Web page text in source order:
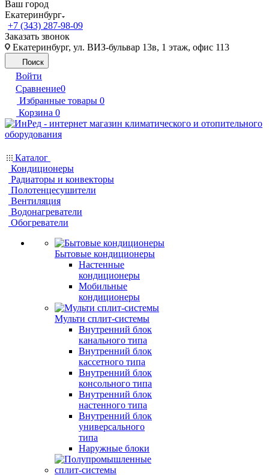
Ваш город
Екатеринбург
+7 (343) 287-98-09
Заказать звонок
Екатеринбург, ул. ВИЗ-бульвар 13в, 1 этаж, офис 113
Поиск
Войти
Сравнение0
Избранные товары 0
Корзина 0
Каталог
Кондиционеры
Радиаторы и конвекторы
Полотенцесушители
Вентиляция
Водонагреватели
Обогреватели
Бытовые кондиционеры
Настенные
кондиционеры
Мобильные
кондиционеры
Мульти сплит-системы
Внутренний блок
канального типа
Внутренний блок
кассетного типа
Внутренний блок
консольного типа
Внутренний блок
настенного типа
Внутренний блок
универсального
типа
Наружные блоки